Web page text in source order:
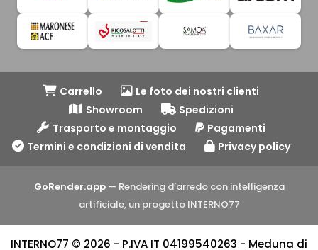
Carrello
Le foto dei nostri clienti
Showroom
Spedizioni
Trasporto e montaggio
Pagamenti
Termini e condizioni di vendita
Privacy policy
GoRender.app— Rendering d’arredo con intelligenza
artificiale, un progetto INTERNO77
INTERNO77 © 2026 - P.IVA IT 04199540263 - Meduna di